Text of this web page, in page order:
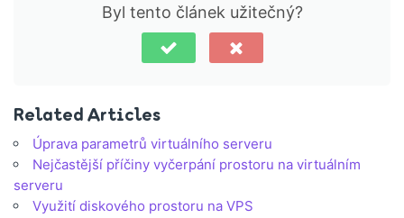
Byl tento článek užitečný?
Related Articles
Úprava parametrů virtuálního serveru
Nejčastější příčiny vyčerpání prostoru na virtuálním
serveru
Využití diskového prostoru na VPS